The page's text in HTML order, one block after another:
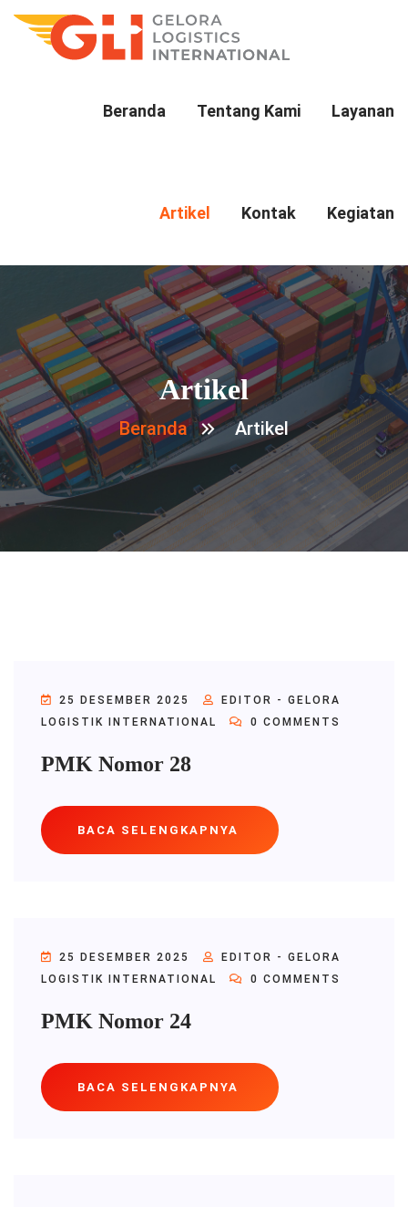
Beranda Tentang Kami Layanan
Artikel Kontak Kegiatan
Artikel
Beranda Artikel
25 DESEMBER 2025
EDITOR - GELORA
LOGISTIK INTERNATIONAL
0 COMMENTS
PMK Nomor 28
BACA SELENGKAPNYA
25 DESEMBER 2025
EDITOR - GELORA
LOGISTIK INTERNATIONAL
0 COMMENTS
PMK Nomor 24
BACA SELENGKAPNYA